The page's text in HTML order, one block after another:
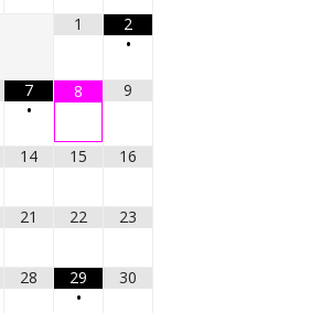
1
2
•
7
•
8 9
14 15 16
21 22 23
28
29
•
30